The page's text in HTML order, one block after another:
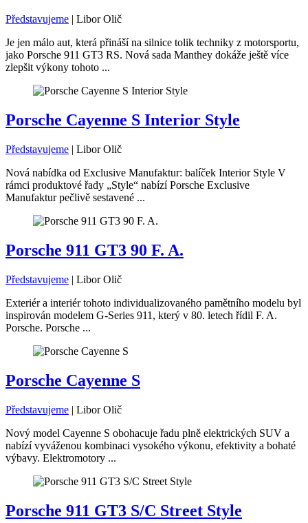
Představujeme | Libor Olič
Je jen málo aut, která přináší na silnice tolik techniky z motorsportu,
jako Porsche 911 GT3 RS. Nová sada Manthey dokáže ještě více
zlepšit výkony tohoto ...
Porsche Cayenne S Interior Style
Představujeme | Libor Olič
Nová nabídka od Exclusive Manufaktur: balíček Interior Style V
rámci produktové řady „Style“ nabízí Porsche Exclusive
Manufaktur pečlivě sestavené ...
Porsche 911 GT3 90 F. A.
Představujeme | Libor Olič
Exteriér a interiér tohoto individualizovaného pamětního modelu byl
inspirován modelem G-Series 911, který v 80. letech řídil F. A.
Porsche. Porsche ...
Porsche Cayenne S
Představujeme | Libor Olič
Nový model Cayenne S obohacuje řadu plně elektrických SUV a
nabízí vyváženou kombinaci vysokého výkonu, efektivity a bohaté
výbavy. Elektromotory ...
Porsche 911 GT3 S/C Street Style